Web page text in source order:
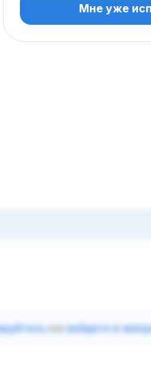
иливойдите в
Мне уже